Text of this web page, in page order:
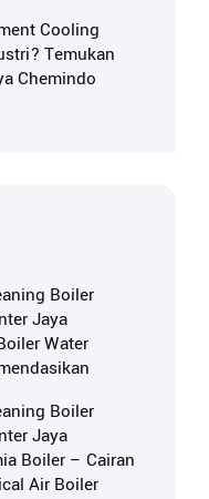
Cooling
Temukan
Chemindo
Boiler
Jaya
Water
Boiler
Jaya
Boiler – Cairan
Air Boiler